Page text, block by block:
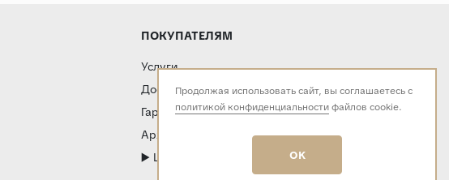
ПОКУПАТЕЛЯМ
Услуги
Доставка и оплата
Гарантия и возврат
Архитекторам и дизайнерам
▶️ LIVE
Продолжая использовать сайт, вы соглашаетесь с
политикой конфиденциальностифайлов cookie.
OK